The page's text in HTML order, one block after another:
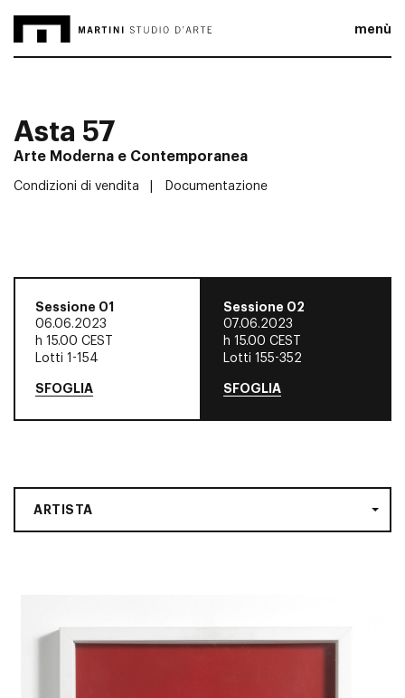
menù
Asta 57
Arte Moderna e Contemporanea
Condizioni di vendita Documentazione
Sessione 01
06.06.2023
h15.00 CEST
Lotti 1-154
SFOGLIA
Sessione 02
07.06.2023
h 15.00 CEST
Lotti 155-352
SFOGLIA
ARTISTA